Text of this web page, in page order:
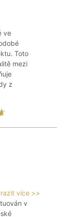
ve
Toto
mezi
z
více >>
v